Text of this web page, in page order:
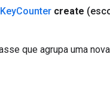
KeyCounter create
que agrupa uma